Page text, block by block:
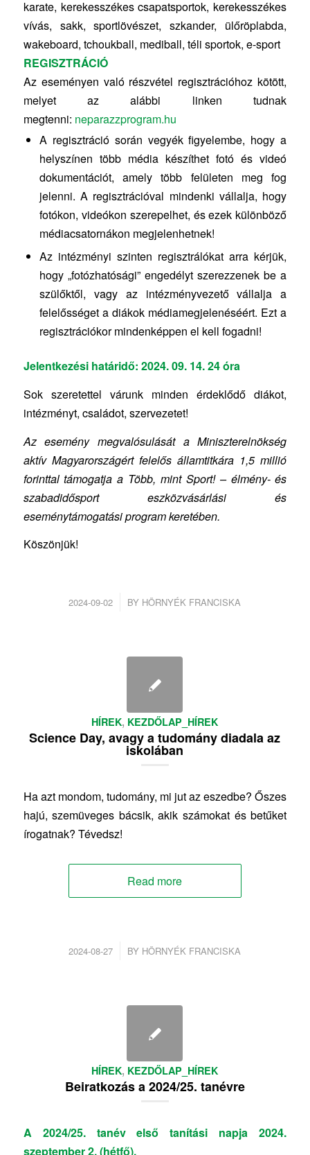
karate, kerekesszékes csapatsportok, kerekesszékes
vívás, sakk, sportlövészet, szkander, ülőröplabda,
wakeboard, tchoukball, mediball, téli sportok, e-sport
REGISZTRÁCIÓ
Az eseményen való részvétel regisztrációhoz kötött,
melyet az alábbi linken tudnak
megtenni: neparazzprogram.hu
A regisztráció során vegyék figyelembe, hogy a
helyszínen több média készíthet fotó és videó
dokumentációt, amely több felületen meg fog
jelenni. A regisztrációval mindenki vállalja, hogy
fotókon, videókon szerepelhet, és ezek különböző
médiacsatornákon megjelenhetnek!
Az intézményi szinten regisztrálókat arra kérjük,
hogy „fotózhatósági” engedélyt szerezzenek be a
szülőktől, vagy az intézményvezető vállalja a
felelősséget a diákok médiamegjelenéséért. Ezt a
regisztrációkor mindenképpen el kell fogadni!
Jelentkezési határidő: 2024. 09. 14. 24 óra
Sok szeretettel várunk minden érdeklődő diákot,
intézményt, családot, szervezetet!
Az esemény megvalósulását a Miniszterelnökség
aktív Magyarországért felelős államtitkára 1,5 millió
forinttal támogatja a Több, mint Sport! – élmény- és
szabadidősporteszközvásárlási és
eseménytámogatási program keretében.
Köszönjük!
2024-09-02
/ BY HÖRNYÉK FRANCISKA
HÍREK, KEZDŐLAP_HÍREK
Science Day, avagy a tudomány diadala az
iskolában
Ha azt mondom, tudomány, mi jut az eszedbe? Őszes
hajú, szemüveges bácsik, akik számokat és betűket
írogatnak? Tévedsz!
Read more
2024-08-27
/ BY HÖRNYÉK FRANCISKA
HÍREK, KEZDŐLAP_HÍREK
Beiratkozás a 2024/25. tanévre
A 2024/25. tanév első tanítási napja 2024.
szeptember 2. (hétfő).